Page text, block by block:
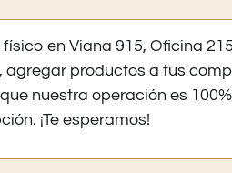
en Viana 915, Oficina
agregar productos a tus
nuestra operación es
¡Te esperamos!